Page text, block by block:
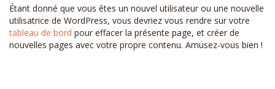
Étant donné que vous êtes un nouvel utilisateur ou une nouvelle
utilisatrice de WordPress, vous devriez vous rendre sur votre
tableau de bord pour effacer la présente page, et créer de
nouvelles pages avec votre propre contenu. Amusez-vous bien !